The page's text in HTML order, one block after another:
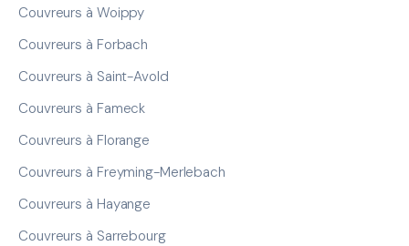
Couvreurs à Woippy
Couvreurs à Forbach
Couvreurs à Saint-Avold
Couvreurs à Fameck
Couvreurs à Florange
Couvreurs à Freyming-Merlebach
Couvreurs à Hayange
Couvreurs à Sarrebourg